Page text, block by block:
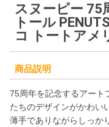
スヌーピー 75
トール
コ トートアメ
商品説明
75周年を記念するアート
たちのデザインがかわい
薄手でありながらしっか